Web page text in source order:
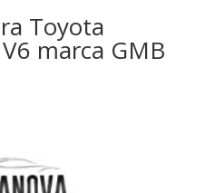
Toyota
marca GMB